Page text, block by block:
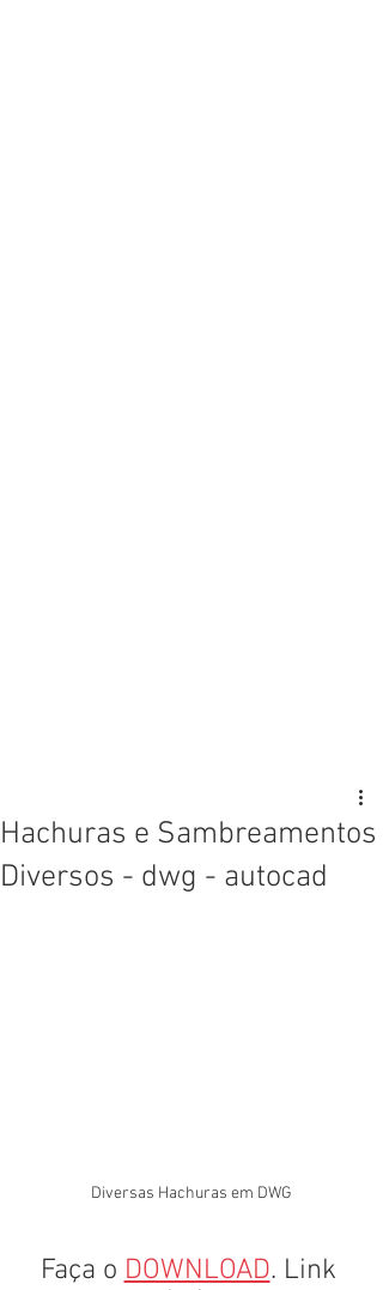
Hachuras e Sambreamentos
Diversos - dwg - autocad
Diversas Hachuras em DWG
Faça o DOWNLOAD. Link